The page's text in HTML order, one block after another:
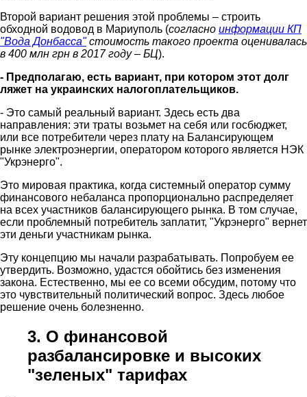
Второй вариант решения этой проблемы – строить
обходной водовод в Мариуполь (согласно информации КП
"Вода Донбасса"стоимость такого проекта оценивалась
в 400 млн грн в 2017 году – БЦ).
- Предполагаю, есть вариант, при котором этот долг
ляжет на украинских налогоплательщиков.
- Это самый реальный вариант. Здесь есть два
направления: эти траты возьмет на себя или госбюджет,
или все потребители через плату на Балансирующем
рынке электроэнергии, оператором которого является НЭК
"Укрэнерго".
Это мировая практика, когда системный оператор сумму
финансового небаланса пропорционально распределяет
на всех участников балансирующего рынка. В том случае,
если проблемный потребитель заплатит, "Укрэнерго" вернет
эти деньги участникам рынка.
Эту концепцию мы начали разрабатывать. Попробуем ее
утвердить. Возможно, удастся обойтись без изменения
закона. Естественно, мы ее со всеми обсудим, потому что
это чувствительный политический вопрос. Здесь любое
решение очень болезненно.
3. О финансовой
разбалансировке и высоких
"зеленых" тарифах